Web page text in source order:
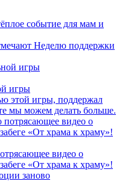
событие для мам и
Неделю поддержки
игры
этой игры, поддержал
мы можем делать больше.
видео о
«От храма к храму»!
заново